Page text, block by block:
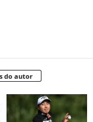
do autor